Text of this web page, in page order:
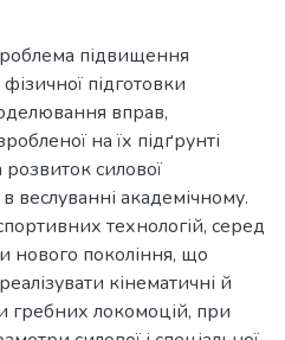
підвищення
підготовки
вправ,
на їх підґрунті
силової
веслуванні академічному.
технологій, серед
нового покоління, що
кінематичні й
гребних локомоцій, при